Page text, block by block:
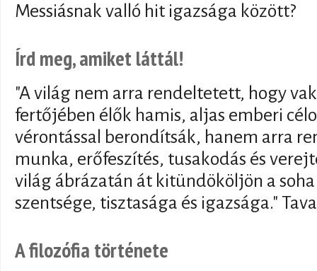
Messiásnak valló hit igazsága között?
Írd meg, amiket láttál!
"A világ nem arra rendeltetett, hogy
fertőjében élők hamis, aljas emberi
vérontással berondítsák, hanem arra
munka, erőfeszítés, tusakodás és
világ ábrázatán át kitündököljön a
szentsége, tisztasága és igazsága."
A filozófia története